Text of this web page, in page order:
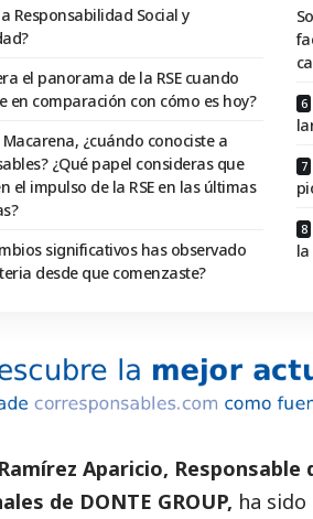
Responsabilidad Social y
el panorama de la RSE cuando
en comparación con cómo es hoy?
¿cuándo conociste a
¿Qué papel consideras que
el impulso de la RSE en las últimas
significativos has observado
desde que comenzaste?
Aparicio, Responsable
de DONTE GROUP, ha